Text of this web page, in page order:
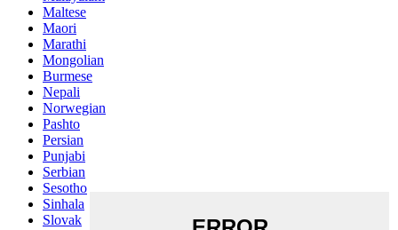
Maltese
Maori
Marathi
Mongolian
Burmese
Nepali
Norwegian
Pashto
Persian
Punjabi
Serbian
Sesotho
Sinhala
Slovak